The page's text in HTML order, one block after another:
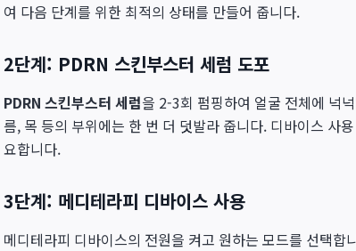
여 다음 단계를 위한 최적의 상태를 만들어 줍니다.
2단계: PDRN 스킨부스터 세럼 도포
PDRN 스킨부스터 세럼을 2-3회 펌핑하여 얼굴 전체에 넉
름, 목 등의 부위에는 한 번 더 덧발라 줍니다. 디바이스 사
요합니다.
3단계: 메디테라피 디바이스 사용
메디테라피 디바이스의 전원을 켜고 원하는 모드를 선택